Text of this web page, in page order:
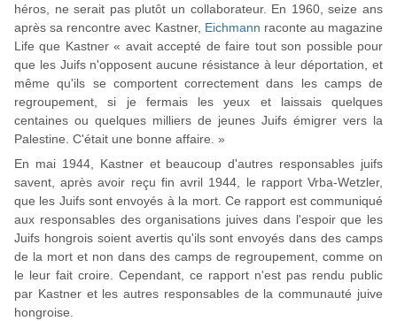
héros, ne serait pas plutôt un collaborateur. En 1960, seize ans
après sa rencontre avec Kastner, Eichmann raconte au magazine
Life que Kastner « avait accepté de faire tout son possible pour
que les Juifs n'opposent aucune résistance à leur déportation, et
même qu'ils se comportent correctement dans les camps de
regroupement, si je fermais les yeux et laissais quelques
centaines ou quelques milliers de jeunes Juifs émigrer vers la
Palestine. C'était une bonne affaire. »
En mai 1944, Kastner et beaucoup d'autres responsables juifs
savent, après avoir reçu fin avril 1944, le rapport Vrba-Wetzler,
que les Juifs sont envoyés à la mort. Ce rapport est communiqué
aux responsables des organisations juives dans l'espoir que les
Juifs hongrois soient avertis qu'ils sont envoyés dans des camps
de la mort et non dans des camps de regroupement, comme on
le leur fait croire. Cependant, ce rapport n'est pas rendu public
par Kastner et les autres responsables de la communauté juive
hongroise.